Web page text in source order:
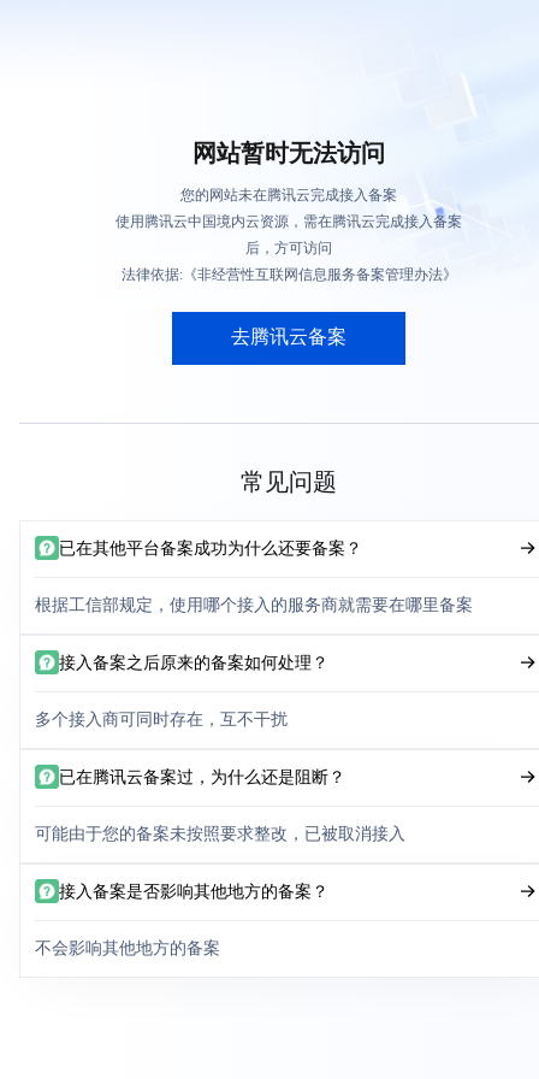
网站暂时无法访问
您的网站未在腾讯云完成接入备案
使用腾讯云中国境内云资源，需在腾讯云完成接入备案
后，方可访问
法律依据:《非经营性互联网信息服务备案管理办法》
去腾讯云备案
常见问题
已在其他平台备案成功为什么还要备案？
根据工信部规定，使用哪个接入的服务商就需要在哪里备案
接入备案之后原来的备案如何处理？
多个接入商可同时存在，互不干扰
已在腾讯云备案过，为什么还是阻断？
可能由于您的备案未按照要求整改，已被取消接入
接入备案是否影响其他地方的备案？
不会影响其他地方的备案